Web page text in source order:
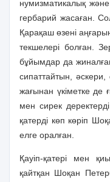
нумизматикалық
гербарий жасаған.
Қарақаш өзені
текшелері болған.
бұйымдар да
сипаттайтын,
жағынан үкіметке
мен сирек
қатерді көп көріп
елге оралған.
Қауіп-қатері мен
қайтқан Шоқан